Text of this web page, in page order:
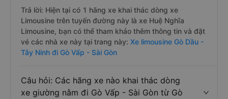
Trả lời: Hiện tại có 1 hãng xe khai thác dòng xe
Limousine trên tuyến đường này là xe Huệ Nghĩa
Limousine, bạn có thể tham khảo thêm thông tin và đặt
vé các nhà xe này tại trang này: Xe limousine Gò Dầu -
Tây Ninh đi Gò Vấp - Sài Gòn
Câu hỏi: Các hãng xe nào khai thác dòng
xe giường nằm đi Gò Vấp - Sài Gòn từ Gò